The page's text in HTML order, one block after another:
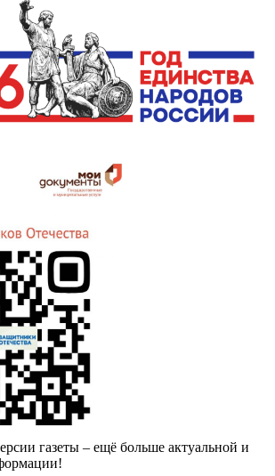
газеты – ещё больше актуальной и